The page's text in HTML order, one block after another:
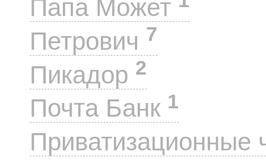
Папа Может
Петрович 7
Пикадор 2
Почта Банк 1
Приватизационные